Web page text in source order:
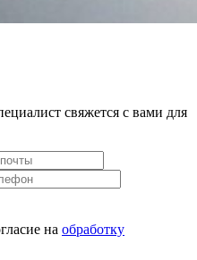
свяжется с вами для
на обработку